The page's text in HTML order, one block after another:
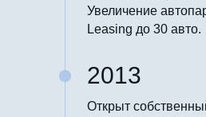
Увеличение
Leasing до 30 авто.
2013
Открыт